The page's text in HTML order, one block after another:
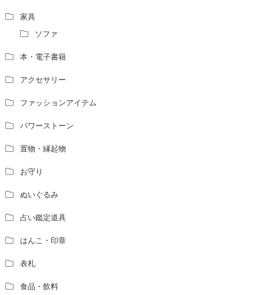
家具
ソファ
本・電子書籍
アクセサリー
ファッションアイテム
パワーストーン
置物・縁起物
お守り
ぬいぐるみ
占い鑑定道具
はんこ・印章
表札
食品・飲料